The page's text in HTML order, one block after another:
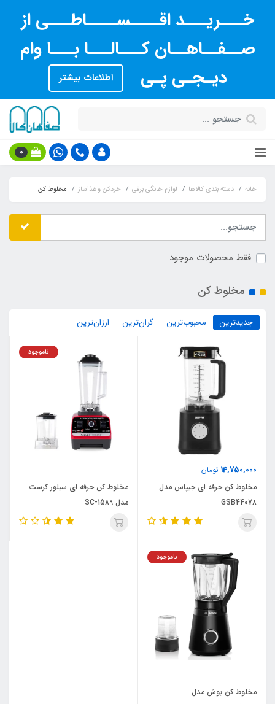
خـــریـــد اقــــســــاطـــی از
صــفــاهــان کـــالـــا بـــا وام
دیـجـی پـی
اطلاعات بیشتر
0
خانه دسته بندی کالاها لوازم خانگی برقی خردکن و غذاساز مخلوط کن
فقط محصولات موجود
مخلوط کن
جدیدترین محبوب‌ترین گران‌ترین ارزان‌ترین
14,750,000 تومان
مخلوط کن حرفه ای جیپاس مدل
GSB44078
ناموجود
مخلوط کن حرفه ای سیلور کرست
مدل SC-1589
ناموجود
مخلوط کن بوش مدل